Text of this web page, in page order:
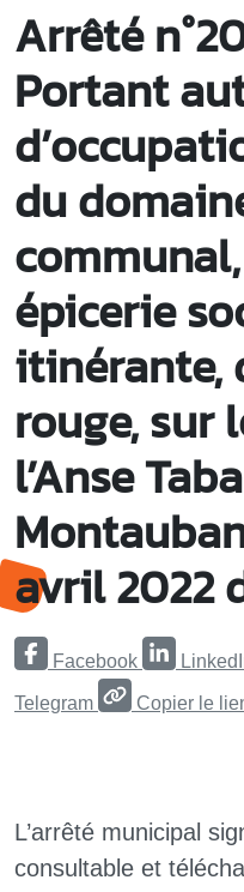
Arrêté
Portant
du
épicerie
itinérante,
rouge, sur
l’Anse
avril 2022
Facebook
Telegram Copier le
L’arrêté municipal
consultable et